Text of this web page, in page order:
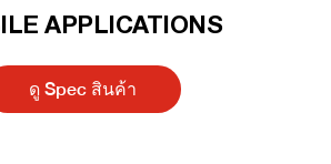
APPLICATIONS
ดู Spec สินค้า